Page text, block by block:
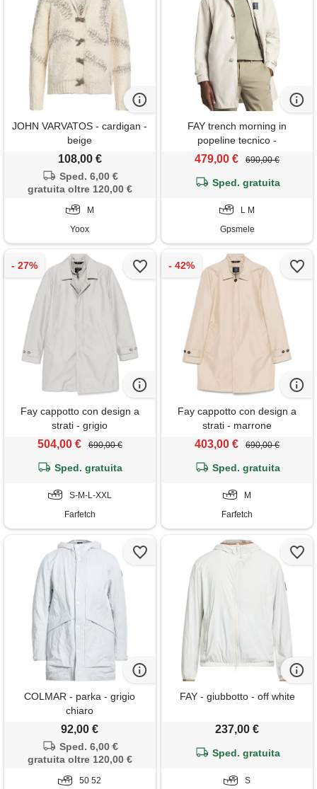
JOHN VARVATOS - cardigan -
beige
108,00 €
Sped. 6,00 €
gratuita oltre 120,00 €
M
Yoox
FAY trench morning in
popeline tecnico -
nam62520030ax2b207 -
479,00 € 690,00 €
Sped. gratuita
L M
Gpsmele
Fay cappotto con design a
strati - grigio
504,00 € 690,00 €
Sped. gratuita
S-M-L-XXL
Farfetch
Fay cappotto con design a
strati - marrone
403,00 € 690,00 €
Sped. gratuita
M
Farfetch
COLMAR - parka - grigio
chiaro
92,00 €
Sped. 6,00 €
gratuita oltre 120,00 €
50 52
FAY - giubbotto - off white
237,00 €
Sped. gratuita
S